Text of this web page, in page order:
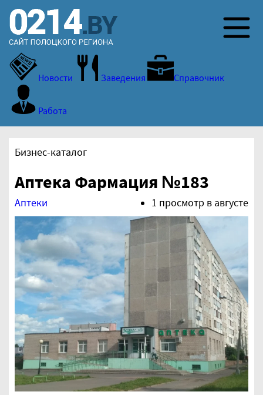
Новости Заведения Справочник
Работа
Бизнес-каталог
Аптека Фармация №183
Аптеки 1 просмотр в августе